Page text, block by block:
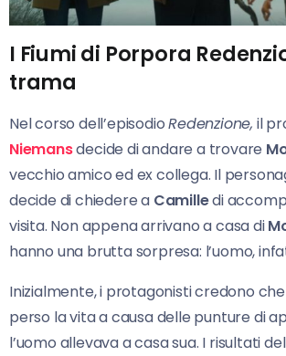
I Fiumi di Porpora
trama
Nel corso dell’episodioRedenzione, il
Niemansdecide di andare a trovare
vecchio amico ed ex collega. Il
decide di chiedere a Camilledi
visita. Non appena arrivano a casa di
hanno una brutta sorpresa: l’uomo,
Inizialmente, i protagonisti credono
perso la vita a causa delle punture di
l’uomo allevava a casa sua. I risultati